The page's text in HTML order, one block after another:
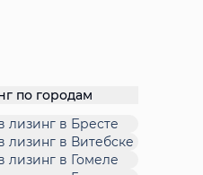
по городам
лизинг в Бресте
лизинг в Витебске
лизинг в Гомеле